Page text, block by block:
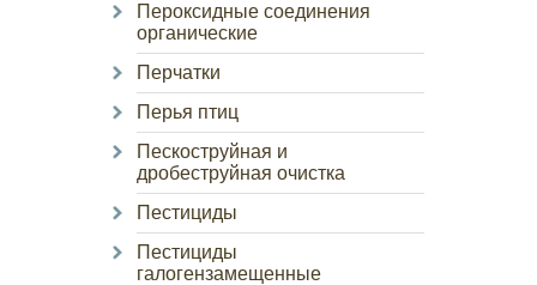
Пероксидные соединения
органические
Перчатки
Перья птиц
Пескоструйная и
дробеструйная очистка
Пестициды
Пестициды
галогензамещенные